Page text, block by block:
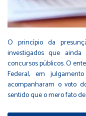
O princípio da
investigados que
concursos públicos. O
Federal, em
acompanharam o voto
sentido que o mero fato